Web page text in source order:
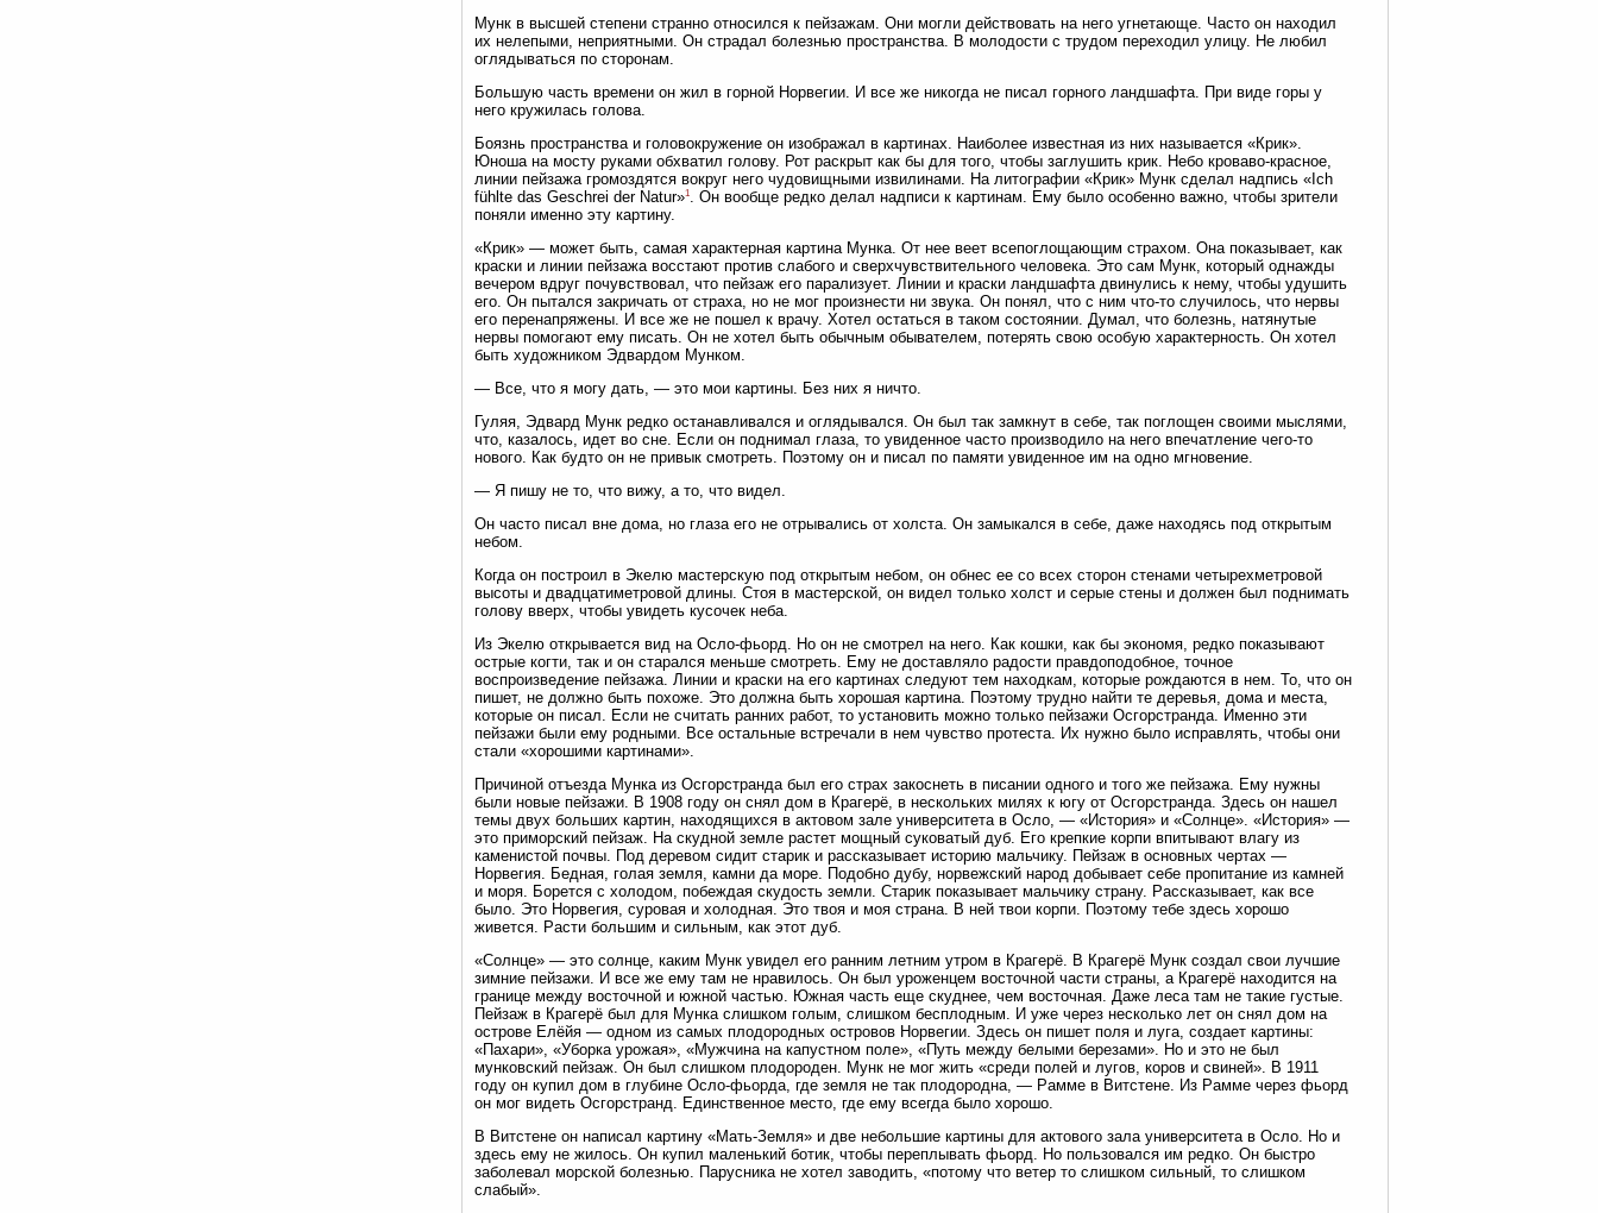
Мунк в высшей степени странно относился к пейзажам. Они могли действовать на него угнетающе. Часто он находил
их нелепыми, неприятными. Он страдал болезнью пространства. В молодости с трудом переходил улицу. Не любил
оглядываться по сторонам.
Большую часть времени он жил в горной Норвегии. И все же никогда не писал горного ландшафта. При виде горы у
него кружилась голова.
Боязнь пространства и головокружение он изображал в картинах. Наиболее известная из них называется «Крик».
Юноша на мосту руками обхватил голову. Рот раскрыт как бы для того, чтобы заглушить крик. Небо кроваво-красное,
линии пейзажа громоздятся вокруг него чудовищными извилинами. На литографии «Крик» Мунк сделал надпись «Ich
fühlte das Geschrei der Natur»1. Он вообще редко делал надписи к картинам. Ему было особенно важно, чтобы зрители
поняли именно эту картину.
«Крик» — может быть, самая характерная картина Мунка. От нее веет всепоглощающим страхом. Она показывает, как
краски и линии пейзажа восстают против слабого и сверхчувствительного человека. Это сам Мунк, который однажды
вечером вдруг почувствовал, что пейзаж его парализует. Линии и краски ландшафта двинулись к нему, чтобы удушить
его. Он пытался закричать от страха, но не мог произнести ни звука. Он понял, что с ним что-то случилось, что нервы
его перенапряжены. И все же не пошел к врачу. Хотел остаться в таком состоянии. Думал, что болезнь, натянутые
нервы помогают ему писать. Он не хотел быть обычным обывателем, потерять свою особую характерность. Он хотел
быть художником Эдвардом Мунком.
— Все, что я могу дать, — это мои картины. Без них я ничто.
Гуляя, Эдвард Мунк редко останавливался и оглядывался. Он был так замкнут в себе, так поглощен своими мыслями,
что, казалось, идет во сне. Если он поднимал глаза, то увиденное часто производило на него впечатление чего-то
нового. Как будто он не привык смотреть. Поэтому он и писал по памяти увиденное им на одно мгновение.
— Я пишу не то, что вижу, а то, что видел.
Он часто писал вне дома, но глаза его не отрывались от холста. Он замыкался в себе, даже находясь под открытым
небом.
Когда он построил в Экелю мастерскую под открытым небом, он обнес ее со всех сторон стенами четырехметровой
высоты и двадцатиметровой длины. Стоя в мастерской, он видел только холст и серые стены и должен был поднимать
голову вверх, чтобы увидеть кусочек неба.
Из Экелю открывается вид на Осло-фьорд. Но он не смотрел на него. Как кошки, как бы экономя, редко показывают
острые когти, так и он старался меньше смотреть. Ему не доставляло радости правдоподобное, точное
воспроизведение пейзажа. Линии и краски на его картинах следуют тем находкам, которые рождаются в нем. То, что он
пишет, не должно быть похоже. Это должна быть хорошая картина. Поэтому трудно найти те деревья, дома и места,
которые он писал. Если не считать ранних работ, то установить можно только пейзажи Осгорстранда. Именно эти
пейзажи были ему родными. Все остальные встречали в нем чувство протеста. Их нужно было исправлять, чтобы они
стали «хорошими картинами».
Причиной отъезда Мунка из Осгорстранда был его страх закоснеть в писании одного и того же пейзажа. Ему нужны
были новые пейзажи. В 1908 году он снял дом в Крагерё, в нескольких милях к югу от Осгорстранда. Здесь он нашел
темы двух больших картин, находящихся в актовом зале университета в Осло, — «История» и «Солнце». «История» —
это приморский пейзаж. На скудной земле растет мощный суковатый дуб. Его крепкие корпи впитывают влагу из
каменистой почвы. Под деревом сидит старик и рассказывает историю мальчику. Пейзаж в основных чертах —
Норвегия. Бедная, голая земля, камни да море. Подобно дубу, норвежский народ добывает себе пропитание из камней
и моря. Борется с холодом, побеждая скудость земли. Старик показывает мальчику страну. Рассказывает, как все
было. Это Норвегия, суровая и холодная. Это твоя и моя страна. В ней твои корпи. Поэтому тебе здесь хорошо
живется. Расти большим и сильным, как этот дуб.
«Солнце» — это солнце, каким Мунк увидел его ранним летним утром в Крагерё. В Крагерё Мунк создал свои лучшие
зимние пейзажи. И все же ему там не нравилось. Он был уроженцем восточной части страны, а Крагерё находится на
границе между восточной и южной частью. Южная часть еще скуднее, чем восточная. Даже леса там не такие густые.
Пейзаж в Крагерё был для Мунка слишком голым, слишком бесплодным. И уже через несколько лет он снял дом на
острове Елёйя — одном из самых плодородных островов Норвегии. Здесь он пишет поля и луга, создает картины:
«Пахари», «Уборка урожая», «Мужчина на капустном поле», «Путь между белыми березами». Но и это не был
мунковский пейзаж. Он был слишком плодороден. Мунк не мог жить «среди полей и лугов, коров и свиней». В 1911
году он купил дом в глубине Осло-фьорда, где земля не так плодородна, — Рамме в Витстене. Из Рамме через фьорд
он мог видеть Осгорстранд. Единственное место, где ему всегда было хорошо.
В Витстене он написал картину «Мать-Земля» и две небольшие картины для актового зала университета в Осло. Но и
здесь ему не жилось. Он купил маленький ботик, чтобы переплывать фьорд. Но пользовался им редко. Он быстро
заболевал морской болезнью. Парусника не хотел заводить, «потому что ветер то слишком сильный, то слишком
слабый».